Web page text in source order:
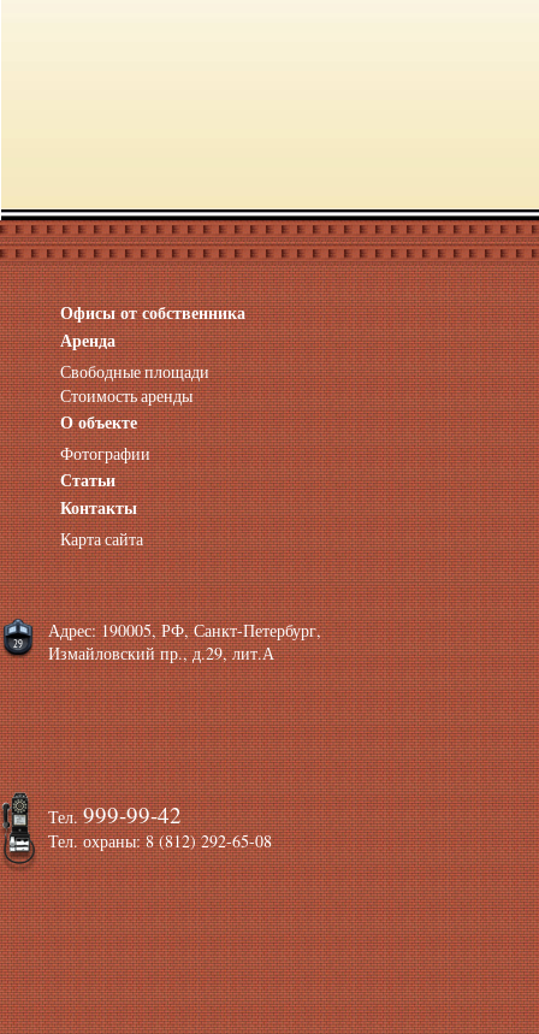
Офисы от собственника
Аренда нежилых помещений
Аренда помещений от собственника
Аренда конференц-зала СПб
Офисы у метро
Офисы в Адмиралтейском районе
Помещения с отдельным входом
Небольшие офисы
Аренда офиса около метро
Снять помещение у метро
Аренда помещений у метро
Аренда помещений район Адмиралтейский
Аренда офиса Технологический институт
Аренда помещений Фрунзенская
Аренда
Свободные площади
Стоимость аренды
О объекте
Фотографии
Статьи
Контакты
Карта сайта
Тел.999-99-42
Тел. охраны: 8 (812) 292-65-08
Адрес: 190005, РФ, Санкт-Петербург,
Измайловский пр., д.29, лит.А